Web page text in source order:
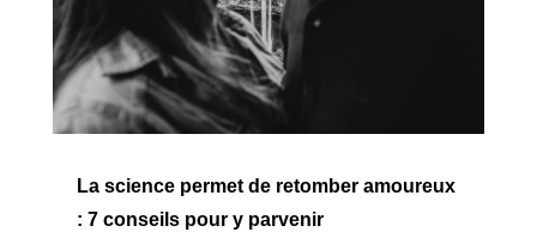
La science permet de retomber amoureux
: 7 conseils pour y parvenir